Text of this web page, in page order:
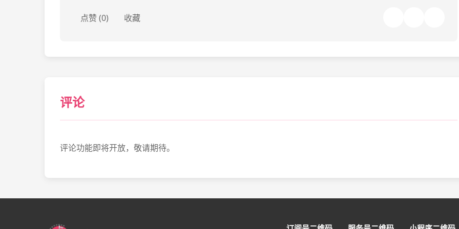
点赞 (0) 收藏
评论
评论功能即将开放，敬请期待。